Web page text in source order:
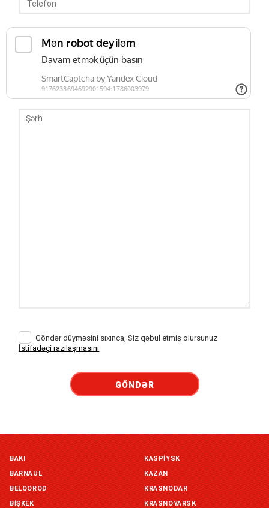
Göndər düyməsini sıxınca, Siz qəbul etmiş olursunuz
İstifadəçi razılaşmasını
GÖNDƏR
BAKI
BARNAUL
BELQOROD
BIŞKEK
KASPIYSK
KAZAN
KRASNODAR
KRASNOYARSK